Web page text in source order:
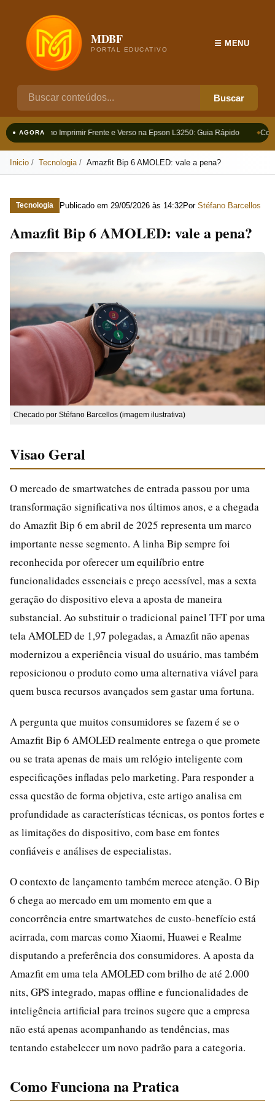
MDBF
PORTAL EDUCATIVO
Buscar
☰ MENU
● AGORAComo Imprimir Frente e Verso na Epson L3250: Guia Rápido
Inicio Tecnologia Amazfit Bip 6 AMOLED: vale a pena?
Tecnologia Publicado em 29/05/2026 às 14:32Por Stéfano Barcellos
Amazfit Bip 6 AMOLED: vale a pena?
Checado por Stéfano Barcellos (imagem ilustrativa)
Visao Geral
O mercado de smartwatches de entrada passou por uma
transformação significativa nos últimos anos, e a chegada
do Amazfit Bip 6 em abril de 2025 representa um marco
importante nesse segmento. A linha Bip sempre foi
reconhecida por oferecer um equilíbrio entre
funcionalidades essenciais e preço acessível, mas a sexta
geração do dispositivo eleva a aposta de maneira
substancial. Ao substituir o tradicional painel TFT por uma
tela AMOLED de 1,97 polegadas, a Amazfit não apenas
modernizou a experiência visual do usuário, mas também
reposicionou o produto como uma alternativa viável para
quem busca recursos avançados sem gastar uma fortuna.
A pergunta que muitos consumidores se fazem é se o
Amazfit Bip 6 AMOLED realmente entrega o que promete
ou se trata apenas de mais um relógio inteligente com
especificações infladas pelo marketing. Para responder a
essa questão de forma objetiva, este artigo analisa em
profundidade as características técnicas, os pontos fortes e
as limitações do dispositivo, com base em fontes
confiáveis e análises de especialistas.
O contexto de lançamento também merece atenção. O Bip
6 chega ao mercado em um momento em que a
concorrência entre smartwatches de custo-benefício está
acirrada, com marcas como Xiaomi, Huawei e Realme
disputando a preferência dos consumidores. A aposta da
Amazfit em uma tela AMOLED com brilho de até 2.000
nits, GPS integrado, mapas offline e funcionalidades de
inteligência artificial para treinos sugere que a empresa
não está apenas acompanhando as tendências, mas
tentando estabelecer um novo padrão para a categoria.
Como Funciona na Pratica